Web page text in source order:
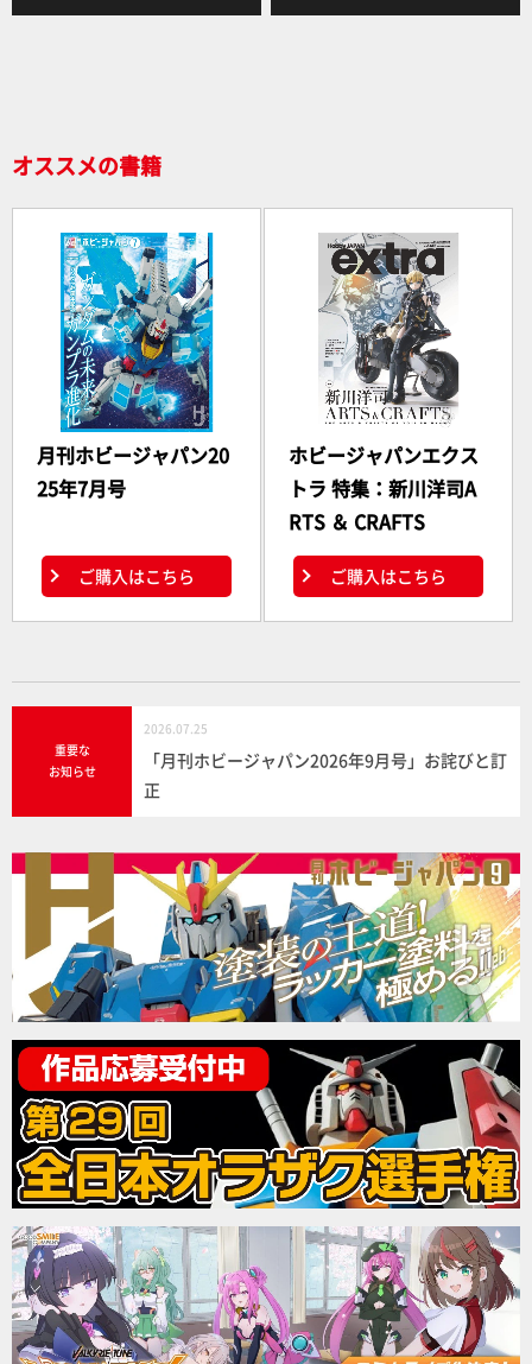
b
オススメの書籍
月刊ホビージャパン20
25年7月号
ご購入はこちら
ホビージャパンエクス
トラ 特集：新川洋司A
RTS ＆ CRAFTS
ご購入はこちら
重要な
お知らせ
2026.07.25
「月刊ホビージャパン2026年9月号」お詫びと訂
正